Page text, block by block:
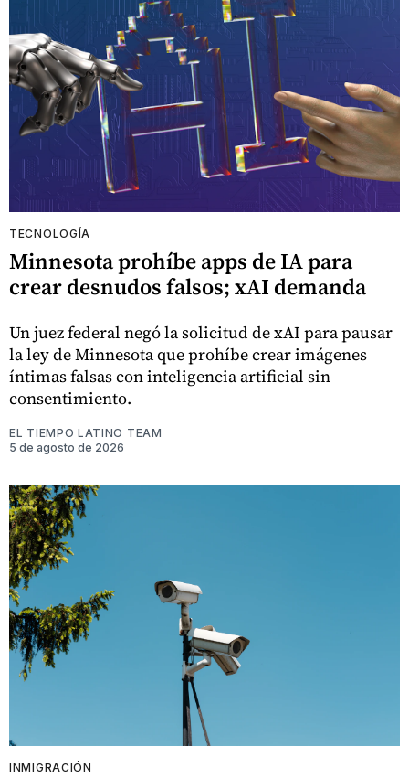
TECNOLOGÍA
Minnesota prohíbe apps de IA para
crear desnudos falsos; xAI demanda
Un juez federal negó la solicitud de xAI para pausar
la ley de Minnesota que prohíbe crear imágenes
íntimas falsas con inteligencia artificial sin
consentimiento.
EL TIEMPO LATINO TEAM
5 de agosto de 2026
INMIGRACIÓN